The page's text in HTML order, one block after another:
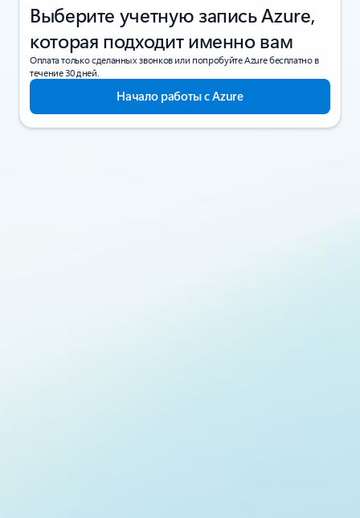
Выберите учетную запись Azure,
которая подходит именно вам
Оплата только сделанных звонков или попробуйте Azure бесплатно в
течение 30 дней.
Начало работы с Azure